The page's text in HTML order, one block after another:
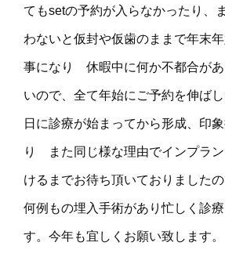
てもsetの予約が入らなかったり、
わないと仮封や仮歯のままで年末
事になり 休暇中に何か不都合が
いので、全て年始にご予約を伸ば
日に診療が始まってから形成、印
り また同じ様な理由でインプラ
けるまでお待ち頂いておりました
何例もの埋入手術があり忙しく診
す。今年も宜しくお願い致します。